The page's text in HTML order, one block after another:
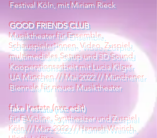
Festival Köln, mit Miriam Rieck
GOOD FRIENDS CLUB
Musiktheater für Ensemble,
Schauspieler*innen, Video, Zuspiel,
multimediales Setup und 3D Sound
Kooperationsarbeit mit Lucia Kilger
UA München // Mai 2022 // Münchener
Biennale für neues Musiktheater
fake l’estate (nxc edit)
für E-Violine, Synthesizer und Zuspiel
Köln // März 2022 // Hannah Weirich,